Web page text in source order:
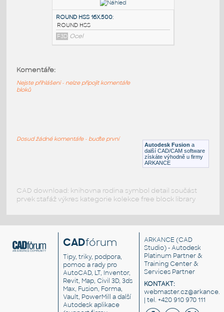
ROUND HSS 16X.375
ROUND HSS
F3D Ocel
Ocel
Autodesk Fusion a
další CAD/CAM software
získáte výhodně u firmy
ARKANCE
Komentáře:
Nejste přihlášeni - nelze připojit komentáře
bloků
Dosud žádné komentáře - buďte první
CAD download: knihovna rodina symbol detail součást
prvek stafáž výkres kategorie kolekce free block library
CADfórum
Tipy, triky, podpora,
pomoc a rady pro
AutoCAD, LT, Inventor,
Revit, Map, Civil 3D, 3ds
Max, Fusion, Forma,
Vault, PowerMill a další
Autodesk aplikace
ARKANCE (CAD
Studio) - Autodesk
Platinum Partner &
Training Center &
Services Partner
KONTAKT:
| tel. +420 910 970 111